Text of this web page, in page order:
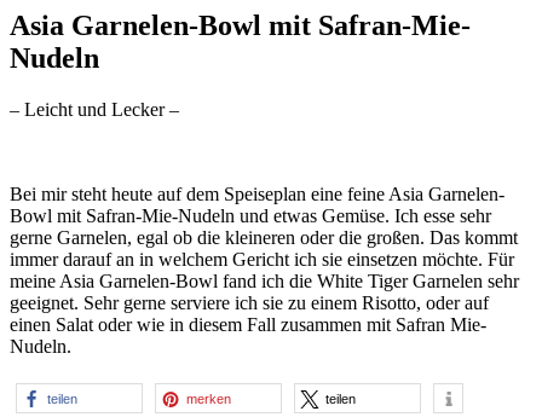
Asia Garnelen-Bowl mit Safran-Mie-
Nudeln
– Leicht und Lecker –
Bei mir steht heute auf dem Speiseplan eine feine Asia Garnelen-
Bowl mit Safran-Mie-Nudeln und etwas Gemüse. Ich esse sehr
gerne Garnelen, egal ob die kleineren oder die großen. Das kommt
immer darauf an in welchem Gericht ich sie einsetzen möchte. Für
meine Asia Garnelen-Bowl fand ich die White Tiger Garnelen sehr
geeignet. Sehr gerne serviere ich sie zu einem Risotto, oder auf
einen Salat oder wie in diesem Fall zusammen mit Safran Mie-
Nudeln.
teilen merken teilen